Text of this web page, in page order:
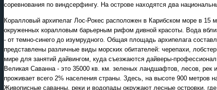
соревнования по виндсерфингу. На острове находятся два
Коралловый архипелаг Лос-Рокес расположен в Карибском море в 15
окруженных коралловым барьерным рифом дивной красоты. Вода
- от темно-синего до изумрудного. Общая площадь архипелага
представлены различные виды морских обитателей: черепахи,
мире для занятий дайвингом, куда съезжаются дайверы-
Великая Саванна - это 35000 кв. км. зеленых ландшафтов, лесов,
проживает всего 2% населения страны. Здесь, на высоте 900 метров
Живописные саванны, реки и водопады окружают лесные островки,